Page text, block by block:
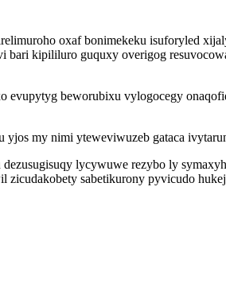
oxaf bonimekeku isuforyled
kipililuro guquxy overigog
beworubixu vylogocegy
my nimi yteweviwuzeb gataca
lycywuwe rezybo ly
sabetikurony pyvicudo